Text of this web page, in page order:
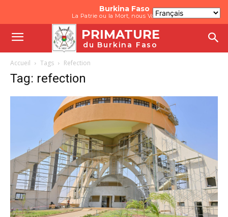
Burkina Faso
La Patrie ou la Mort, nous Vaincrons
PRIMATURE
du Burkina Faso
Accueil Tags Refection
Tag: refection